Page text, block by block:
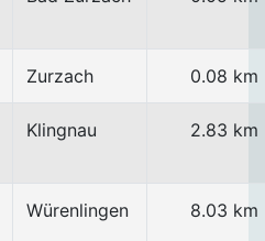
Zurzach 0.08 km
Klingnau 2.83 km
Würenlingen 8.03 km